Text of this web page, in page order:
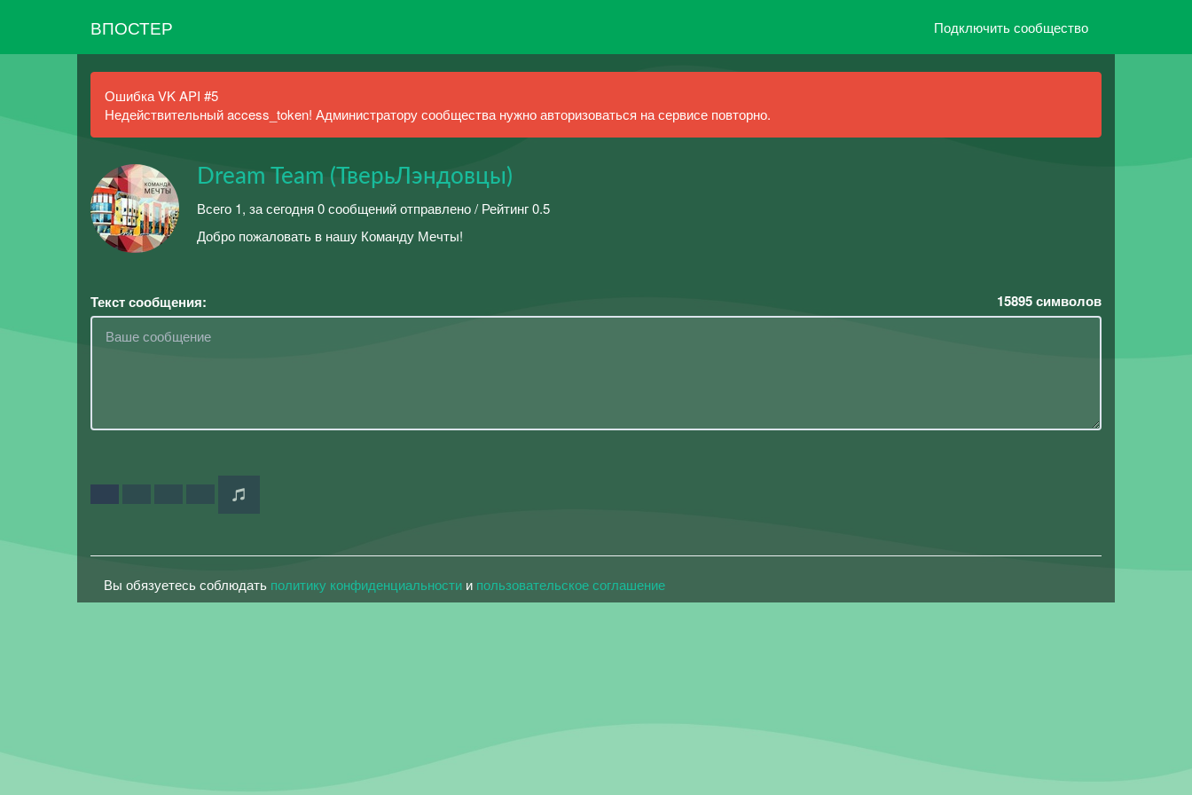
ВПОСТЕР Подключить сообщество
Ошибка VK API #5
Недействительный access_token! Администратору сообщества нужно авторизоваться на сервисе повторно.
Dream Team (ТверьЛэндовцы)
Всего 1, за сегодня 0 сообщений отправлено / Рейтинг 0.5
Добро пожаловать в нашу Команду Мечты!
Текст сообщения: 15895символов
Вы обязуетесь соблюдать политику конфиденциальности и пользовательское соглашение